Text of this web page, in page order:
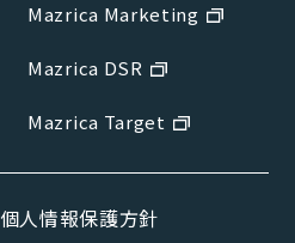
Mazrica Marketing
Mazrica DSR
Mazrica Target
個人情報保護方針